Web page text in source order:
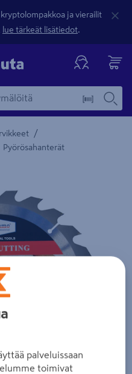
ja vierailit
lue tärkeät lisätiedot.
/
Pyörösahanterät
Tuotteen kuvaus -
palveluissaan
toimivat